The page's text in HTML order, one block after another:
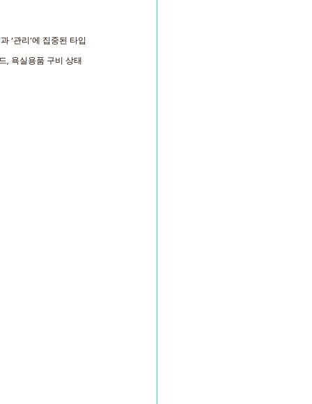
‘관리’에 집중된 타입
, 욕실용품 구비 상태